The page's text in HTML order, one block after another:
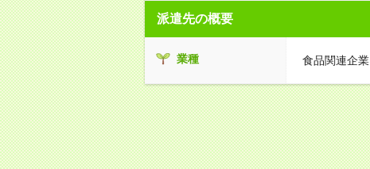
派遣先の概要
業種 食品関連企業